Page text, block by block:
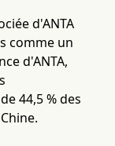
d'ANTA
comme un
d'ANTA,
44,5 % des